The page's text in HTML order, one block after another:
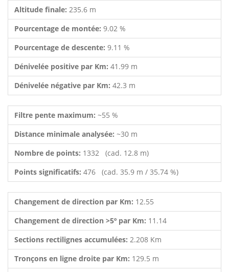
Altitude finale: 235.6 m
Pourcentage de montée: 9.02 %
Pourcentage de descente: 9.11 %
Dénivelée positive par Km: 41.99 m
Dénivelée négative par Km: 42.3 m
Filtre pente maximum: ~55 %
Distance minimale analysée: ~30 m
Nombre de points: 1332 (cad. 12.8 m)
Points significatifs: 476 (cad. 35.9 m / 35.74 %)
Changement de direction par Km: 12.55
Changement de direction >5º par Km: 11.14
Sections rectilignes accumulées: 2.208 Km
Tronçons en ligne droite par Km: 129.5 m